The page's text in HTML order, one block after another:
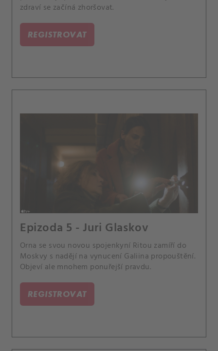
zdraví se začíná zhoršovat.
REGISTROVAT
Epizoda 5 - Juri Glaskov
Orna se svou novou spojenkyní Ritou zamíří do
Moskvy s nadějí na vynucení Galiina propouštění.
Objeví ale mnohem ponuřejší pravdu.
REGISTROVAT